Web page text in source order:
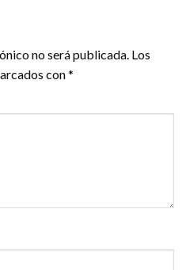
no será publicada. Los
con*